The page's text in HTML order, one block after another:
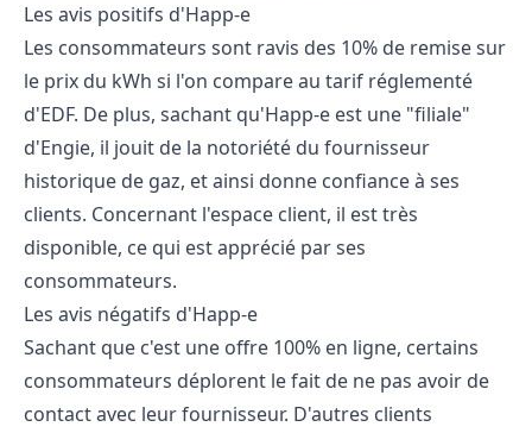
Les avis positifs d'Happ-e
Les consommateurs sont ravis des 10% de remise sur
le prix du kWh si l'on compare au tarif réglementé
d'EDF. De plus, sachant qu'Happ-e est une "filiale"
d'Engie, il jouit de la notoriété du fournisseur
historique de gaz, et ainsi donne confiance à ses
clients. Concernant l'espace client, il est très
disponible, ce qui est apprécié par ses
consommateurs.
Les avis négatifs d'Happ-e
Sachant que c'est une offre 100% en ligne, certains
consommateurs déplorent le fait de ne pas avoir de
contact avec leur fournisseur. D'autres clients